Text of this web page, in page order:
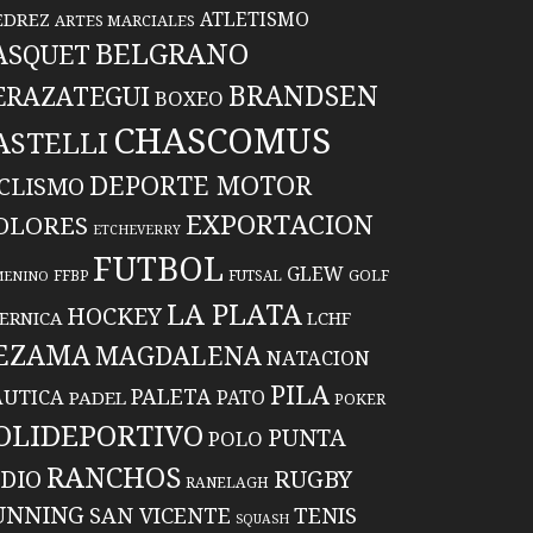
ARTES MARCIALES ATLETISMO
BELGRANO
BOXEO BRANDSEN
CHASCOMUS
DEPORTE MOTOR
ETCHEVERRY EXPORTACION
FFBP FUTBOL FUTSAL GLEW GOLF
HOCKEYLA PLATA LCHF
MAGDALENANATACION
PADEL PALETAPATO PILA POKER
POLO PUNTA
RANCHOS RANELAGH RUGBY
SAN VICENTE SQUASH TENIS